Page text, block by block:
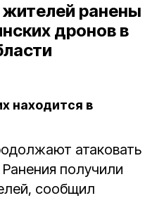
ранены
дронов в
находится в
атаковать
получили
сообщил